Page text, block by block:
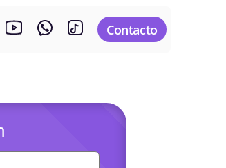
Contacto